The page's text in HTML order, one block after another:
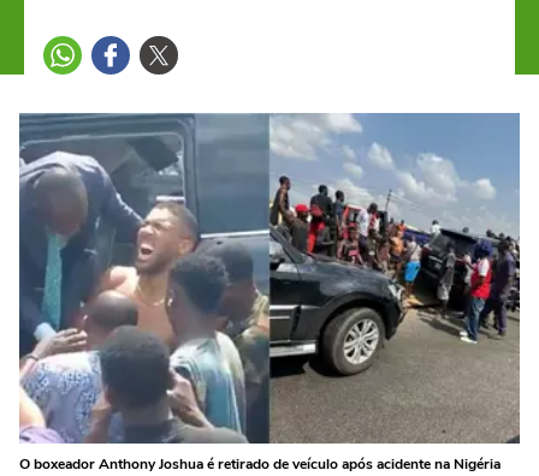
O boxeador Anthony Joshua é retirado de veículo após acidente na Nigéria